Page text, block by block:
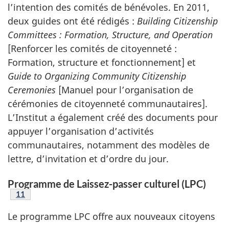
l’intention des comités de bénévoles. En 2011,
deux guides ont été rédigés : Building Citizenship
Committees : Formation, Structure, and Operation
[Renforcer les comités de citoyenneté :
Formation, structure et fonctionnement] et
Guide to Organizing Community Citizenship
Ceremonies [Manuel pour l’organisation de
cérémonies de citoyenneté communautaires].
L’Institut a également créé des documents pour
appuyer l’organisation d’activités
communautaires, notamment des modèles de
lettre, d’invitation et d’ordre du jour.
Programme de Laissez-passer culturel (LPC)
Note de bas de page
11
Le programme LPC offre aux nouveaux citoyens